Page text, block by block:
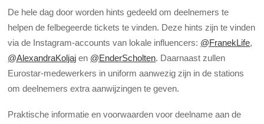
De hele dag door worden hints gedeeld om deelnemers te
helpen de felbegeerde tickets te vinden. Deze hints zijn te vinden
via de Instagram-accounts van lokale influencers: @FranekLife,
@AlexandraKoljaj en @EnderScholten. Daarnaast zullen
Eurostar-medewerkers in uniform aanwezig zijn in de stations
om deelnemers extra aanwijzingen te geven.
Praktische informatie en voorwaarden voor deelname aan de